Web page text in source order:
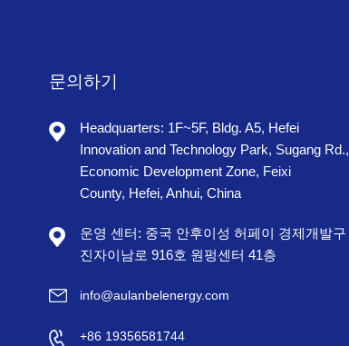
문의하기
Headquarters: 1F~5F, Bldg. A5, Hefei
Innovation and Technology Park, Sugang Rd.,
Economic Development Zone, Feixi
County, Hefei, Anhui, China
운영 센터: 중국 안후이성 허페이 경제개발구
진자이남로 916호 원펑센터 41층
info@aulanbelenergy.com
+86 19356581744